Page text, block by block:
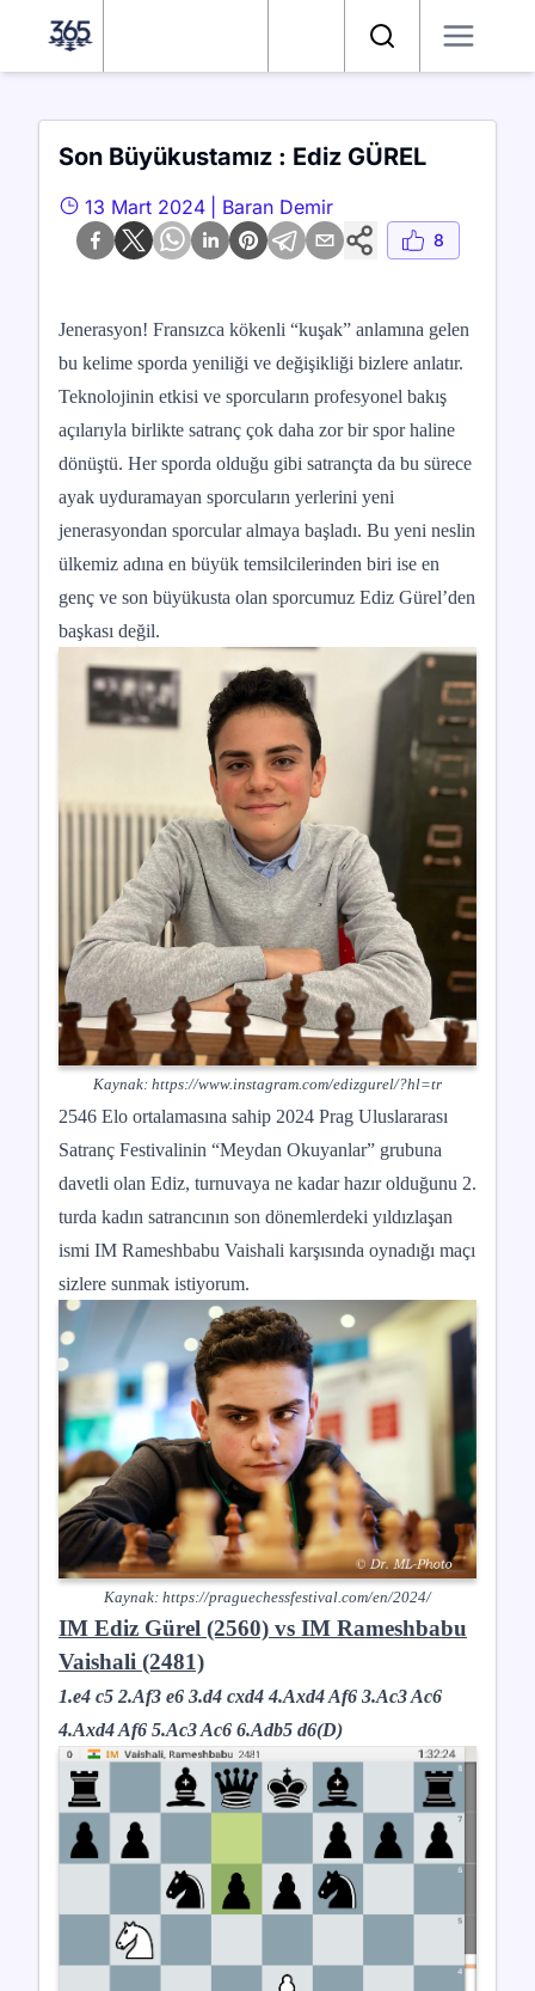
Arama
Son Büyükustamız : Ediz GÜREL
13 Mart 2024 Baran Demir
8
Jenerasyon! Fransızca kökenli “kuşak” anlamına gelen
bu kelime sporda yeniliği ve değişikliği bizlere anlatır.
Teknolojinin etkisi ve sporcuların profesyonel bakış
açılarıyla birlikte satranç çok daha zor bir spor haline
dönüştü. Her sporda olduğu gibi satrançta da bu sürece
ayak uyduramayan sporcuların yerlerini yeni
jenerasyondan sporcular almaya başladı. Bu yeni neslin
ülkemiz adına en büyük temsilcilerinden biri ise en
genç ve son büyükusta olan sporcumuz Ediz Gürel’den
başkası değil.
Kaynak: https://www.instagram.com/edizgurel/?hl=tr
2546 Elo ortalamasına sahip 2024 Prag Uluslararası
Satranç Festivalinin “Meydan Okuyanlar” grubuna
davetli olan Ediz, turnuvaya ne kadar hazır olduğunu 2.
turda kadın satrancının son dönemlerdeki yıldızlaşan
ismi IM Rameshbabu Vaishali karşısında oynadığı maçı
sizlere sunmak istiyorum.
Kaynak: https://praguechessfestival.com/en/2024/
IM Ediz Gürel (2560) vs IM Rameshbabu
Vaishali (2481)
1.e4 c5 2.Af3 e6 3.d4 cxd4 4.Axd4 Af6 3.Ac3 Ac6
4.Axd4 Af6 5.Ac3 Ac6 6.Adb5 d6(D)